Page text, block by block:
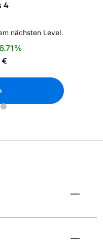
4
nächsten Level.
€